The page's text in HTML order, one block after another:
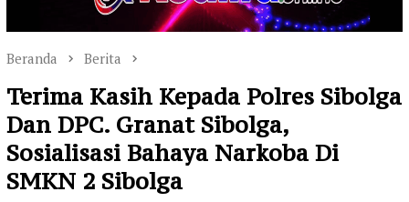
Beranda Berita
Terima Kasih Kepada Polres Sibolga
Dan DPC. Granat Sibolga,
Sosialisasi Bahaya Narkoba Di
SMKN 2 Sibolga